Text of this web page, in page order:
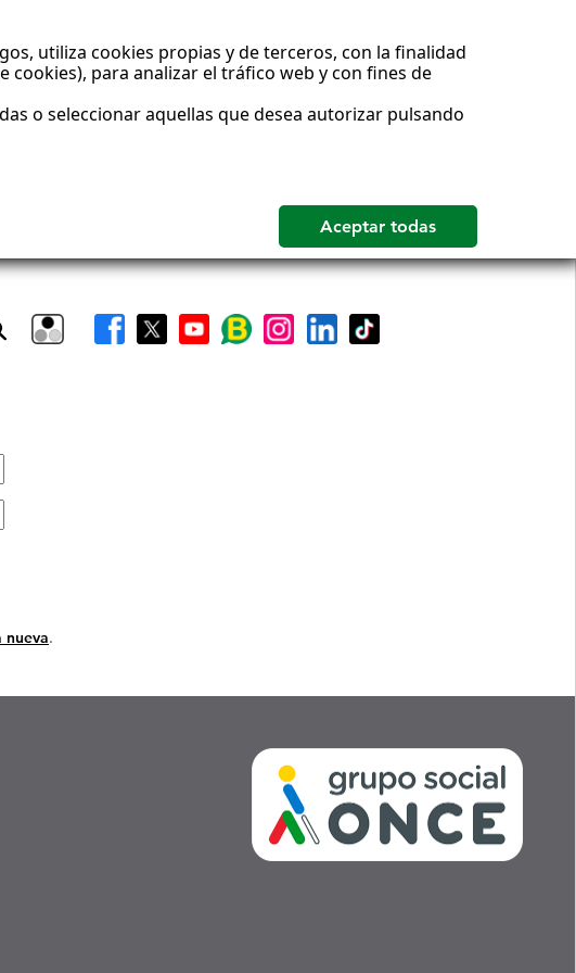
utiliza cookies propias y de terceros, con la finalidad
para analizar el tráfico web y con fines de
o seleccionar aquellas que desea autorizar pulsando
nueva.